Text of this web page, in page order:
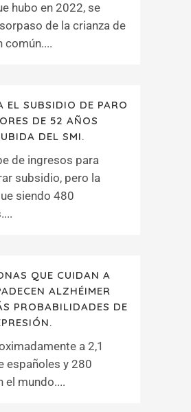
hubo en 2022, se
de la crianza de
común....
EL SUBSIDIO DE PARO
DE 52 AÑOS
DEL SMI.
de ingresos para
subsidio, pero la
siendo 480
QUE CUIDAN A
ALZHÉIMER
PROBABILIDADES DE
a 2,1
españoles y 280
el mundo....